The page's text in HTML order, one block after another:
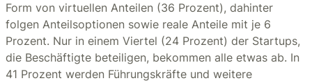
Form von virtuellen Anteilen (36 Prozent), dahinter
folgen Anteilsoptionen sowie reale Anteile mit je 6
Prozent. Nur in einem Viertel (24 Prozent) der Startups,
die Beschäftigte beteiligen, bekommen alle etwas ab. In
41 Prozent werden Führungskräfte und weitere